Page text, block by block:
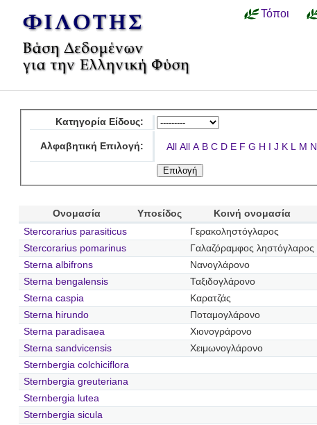
Τόποι
Κατηγορία Είδους:
Αλφαβητική Επιλογή: All All A B C D E F G H I J K L M N
Ονομασία Υποείδος Κοινή ονομασία
Stercorarius parasiticus
Γερακοληστόγλαρος
Stercorarius pomarinus
Γαλαζόραμφος ληστόγλαρος
Sterna albifrons
Νανογλάρονο
Sterna bengalensis
Ταξιδογλάρονο
Sterna caspia
Καρατζάς
Sterna hirundo
Ποταμογλάρονο
Sterna paradisaea
Χιονογράρονο
Sterna sandvicensis
Χειμωνογλάρονο
Sternbergia colchiciflora
Sternbergia greuteriana
Sternbergia lutea
Sternbergia sicula